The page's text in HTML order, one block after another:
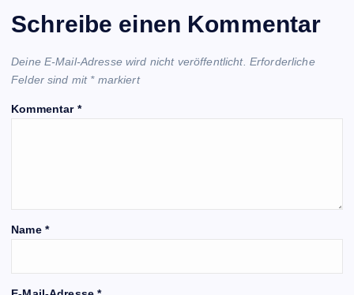
Schreibe einen Kommentar
Deine E-Mail-Adresse wird nicht veröffentlicht. Erforderliche
Felder sind mit *markiert
Kommentar *
Name *